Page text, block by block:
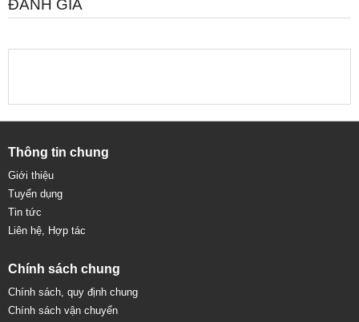
ĐÁNH GIÁ
Thông tin chung
Giới thiệu
Tuyển dụng
Tin tức
Liên hệ, Hợp tác
Chính sách chung
Chính sách, quy định chung
Chính sách vận chuyển